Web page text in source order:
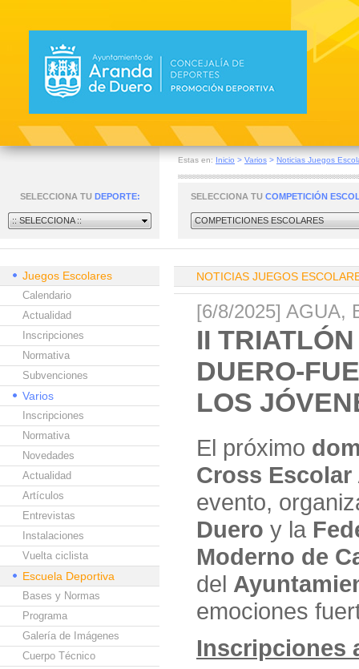
Estas en: Inicio > Varios > Noticias Juegos
SELECCIONA TU DEPORTE:
:: SELECCIONA ::
SELECCIONA TU COMPETICIÓN
COMPETICIONES ESCOLARES
Juegos Escolares
Calendario
Actualidad
Inscripciones
Normativa
Subvenciones
Varios
Inscripciones
Normativa
Novedades
Actualidad
Artículos
Entrevistas
Instalaciones
Vuelta ciclista
Escuela Deportiva
Bases y Normas
Programa
Galería de Imágenes
Cuerpo Técnico
NOTICIAS JUEGOS
[6/8/2025] AGUA,
II
DUERO-
LOS
El próximo
Cross
evento,
Duero y la
Moderno de
del
emociones
Inscripciones